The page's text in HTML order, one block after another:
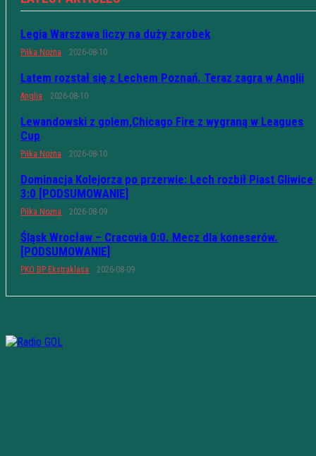
Legia Warszawa liczy na duży zarobek
Piłka Nożna 2026-08-10
Latem rozstał się z Lechem Poznań. Teraz zagra w Anglii
Anglia 2026-08-10
Lewandowski z golem,Chicago Fire z wygraną w Leagues
Cup
Piłka Nożna 2026-08-10
Dominacja Kolejorza po przerwie: Lech rozbił Piast Gliwice
3:0 [PODSUMOWANIE]
Piłka Nożna 2026-08-09
Śląsk Wrocław – Cracovia 0:0. Mecz dla koneserów.
[PODSUMOWANIE]
PKO BP Ekstraklasa 2026-08-09